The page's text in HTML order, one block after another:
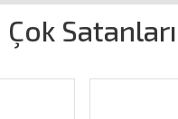
Satanları